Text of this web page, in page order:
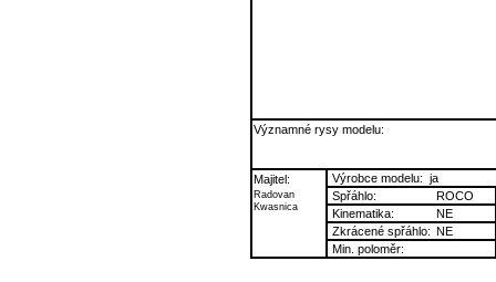
Významné rysy modelu:
Majitel:
Radovan
Kwasnica
Výrobce modelu: ja
Spřáhlo:
ROCO
Kinematika:
NE
Zkrácené spřáhlo: NE
Min. poloměr: